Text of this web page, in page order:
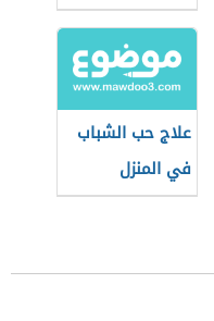
علاج حب الشباب
في المنزل